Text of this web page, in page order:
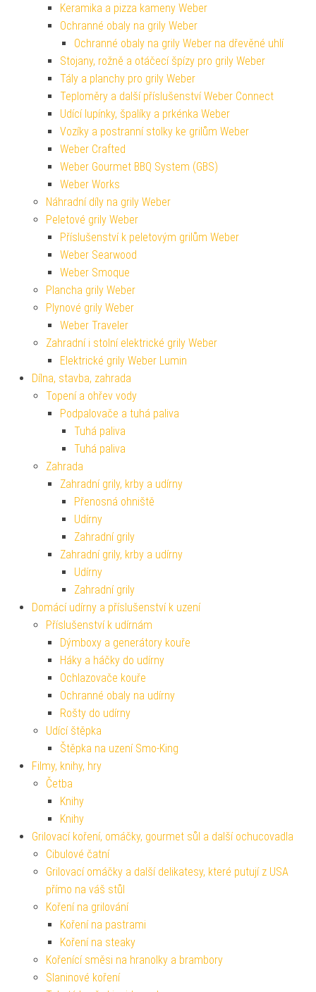
Keramika a pizza kameny Weber
Ochranné obaly na grily Weber
Ochranné obaly na grily Weber na dřevěné uhlí
Stojany, rožně a otáčecí špízy pro grily Weber
Tály a planchy pro grily Weber
Teploměry a další příslušenství Weber Connect
Udící lupínky, špalíky a prkénka Weber
Vozíky a postranní stolky ke grilům Weber
Weber Crafted
Weber Gourmet BBQ System (GBS)
Weber Works
Náhradní díly na grily Weber
Peletové grily Weber
Příslušenství k peletovým grilům Weber
Weber Searwood
Weber Smoque
Plancha grily Weber
Plynové grily Weber
Weber Traveler
Zahradní i stolní elektrické grily Weber
Elektrické grily Weber Lumin
Dílna, stavba, zahrada
Topení a ohřev vody
Podpalovače a tuhá paliva
Tuhá paliva
Tuhá paliva
Zahrada
Zahradní grily, krby a udírny
Přenosná ohniště
Udírny
Zahradní grily
Zahradní grily, krby a udírny
Udírny
Zahradní grily
Domácí udírny a příslušenství k uzení
Příslušenství k udírnám
Dýmboxy a generátory kouře
Háky a háčky do udírny
Ochlazovače kouře
Ochranné obaly na udírny
Rošty do udírny
Udící štěpka
Štěpka na uzení Smo-King
Filmy, knihy, hry
Četba
Knihy
Knihy
Grilovací koření, omáčky, gourmet sůl a další ochucovadla
Cibulové čatní
Grilovací omáčky a další delikatesy, které putují z USA
přímo na váš stůl
Koření na grilování
Koření na pastrami
Koření na steaky
Kořenící směsi na hranolky a brambory
Slaninové koření